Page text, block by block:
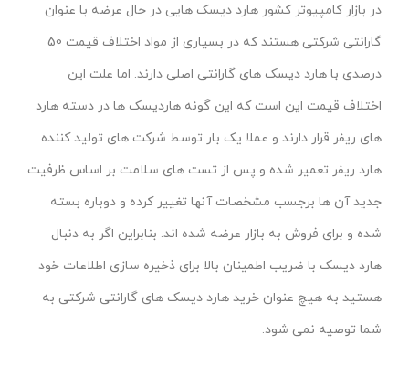
در بازار کامپیوتر کشور هارد دیسک هایی در حال عرضه با عنوان
گارانتی شرکتی هستند که در بسیاری از مواد اختلاف قیمت 50
درصدی با هارد دیسک های گارانتی اصلی دارند. اما علت این
اختلاف قیمت این است که این گونه هاردیسک ها در دسته هارد
های ریفر قرار دارند و عملا یک بار توسط شرکت های تولید کننده
هارد ریفر تعمیر شده و پس از تست های سلامت بر اساس ظرفیت
جدید آن ها برجسب مشخصات آنها تغییر کرده و دوباره بسته
شده و برای فروش به بازار عرضه شده اند. بنابراین اگر به دنبال
هارد دیسک با ضریب اطمینان بالا برای ذخیره سازی اطلاعات خود
هستید به هیچ عنوان خرید هارد دیسک های گارانتی شرکتی به
شما توصیه نمی شود.